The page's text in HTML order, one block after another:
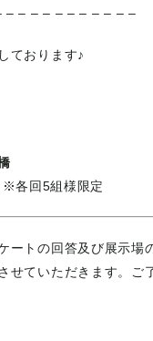
– – – – – – – – – – –
ております♪
回5組様限定
トの回答及び展示場
ていただきます。ご